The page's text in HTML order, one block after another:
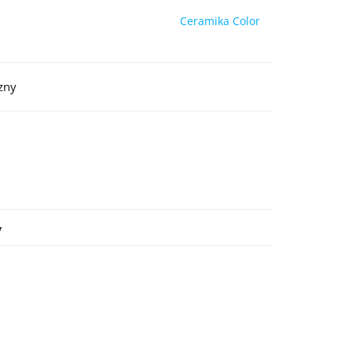
Ceramika Color